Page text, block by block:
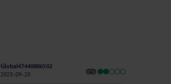
Global47440886502
2023-09-20